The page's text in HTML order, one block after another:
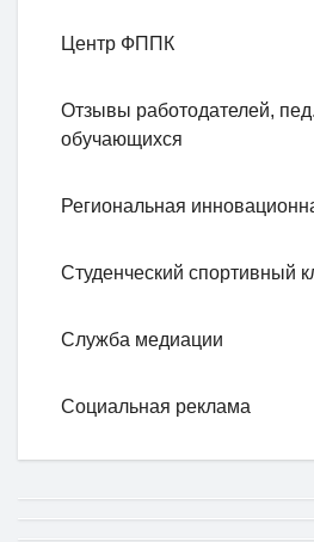
Центр ФППК
Отзывы работодателей,
обучающихся
Региональная
Студенческий спортивный
Служба медиации
Социальная реклама